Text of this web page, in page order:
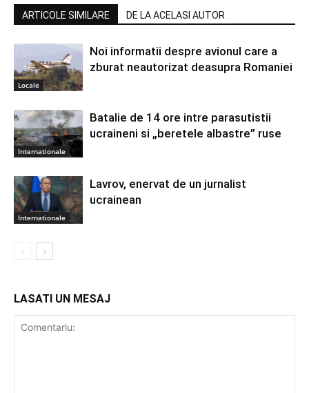
ARTICOLE SIMILARE DE LA ACELASI AUTOR
Locale
Noi informatii despre avionul care a
zburat neautorizat deasupra Romaniei
Internationale
Batalie de 14 ore intre parasutistii
ucraineni si „beretele albastre” ruse
Internationale
Lavrov, enervat de un jurnalist
ucrainean
LASATI UN MESAJ